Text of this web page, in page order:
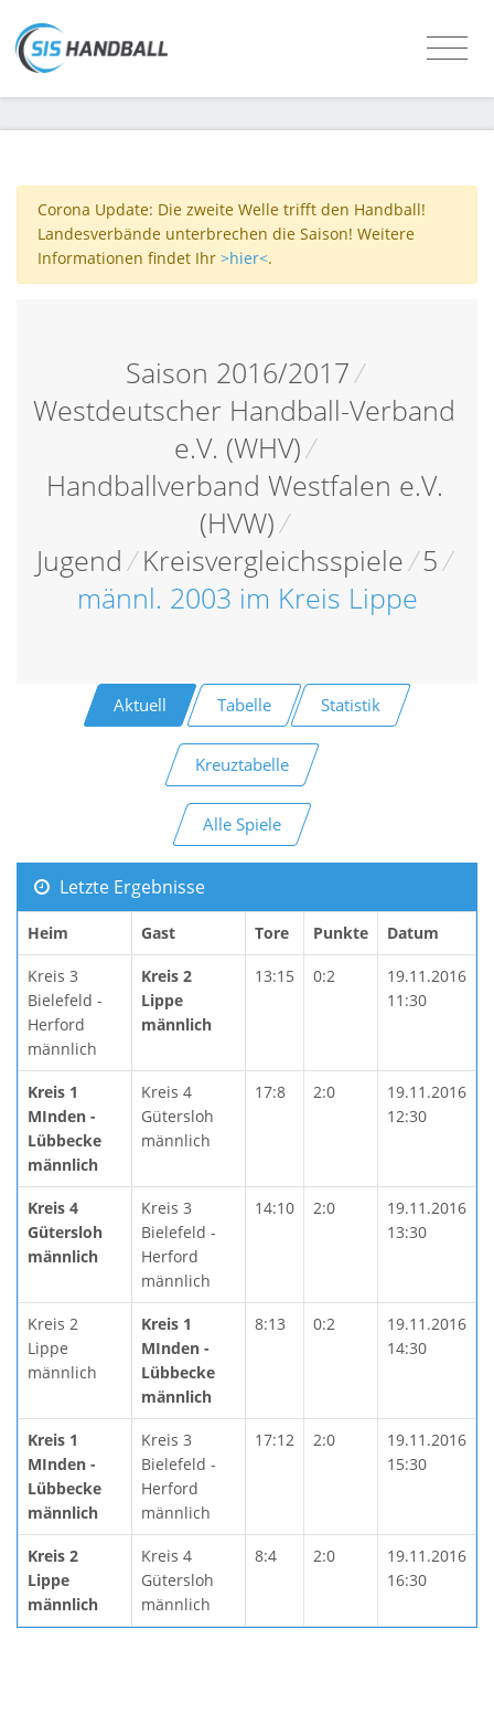
Corona Update: Die zweite Welle trifft den Handball!
Landesverbände unterbrechen die Saison! Weitere
Informationen findet Ihr >hier<.
Saison 2016/2017/
Westdeutscher Handball-Verband
e.V. (WHV)/
Handballverband Westfalen e.V.
(HVW)/
Jugend/ Kreisvergleichsspiele/5/
männl. 2003 im Kreis Lippe
Aktuell Tabelle Statistik
Kreuztabelle
Alle Spiele
Letzte Ergebnisse
Heim Gast Tore Punkte Datum
Kreis 3
Bielefeld -
Herford
männlich
Kreis 2
Lippe
männlich
13:15 0:2
19.11.2016
11:30
Kreis 1
MInden -
Lübbecke
männlich
Kreis 4
Gütersloh
männlich
17:8 2:0
19.11.2016
12:30
Kreis 4
Gütersloh
männlich
Kreis 3
Bielefeld -
Herford
männlich
14:10 2:0
19.11.2016
13:30
Kreis 2
Lippe
männlich
Kreis 1
MInden -
Lübbecke
männlich
8:13 0:2
19.11.2016
14:30
Kreis 1
MInden -
Lübbecke
männlich
Kreis 3
Bielefeld -
Herford
männlich
17:12 2:0
19.11.2016
15:30
Kreis 2
Lippe
männlich
Kreis 4
Gütersloh
männlich
8:4 2:0
19.11.2016
16:30